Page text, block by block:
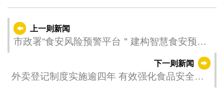
上一则新闻
市政署“食安风险预警平台＂建构智慧食安预警
下一则新闻
外卖登记制度实施逾四年 有效强化食品安全监